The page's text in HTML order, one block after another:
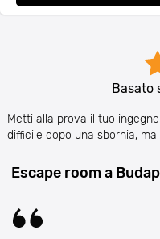
Basato
Metti alla prova il tuo
difficile dopo una sbornia,
Escape room a